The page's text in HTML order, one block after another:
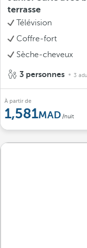
terrasse
Télévision
Coffre-fort
Sèche-cheveux
3 personnes 3
À partir de
1,581 /nuit